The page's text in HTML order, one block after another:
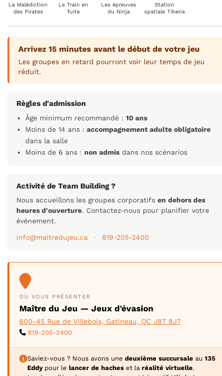
La Malédiction
des Pirates
Le Train en
fuite
Les épreuves
du Ninja
Station
spatiale Tiberia
Arrivez 15 minutes avant le début de votre jeu
Les groupes en retard pourront voir leur temps de jeu
réduit.
Règles d'admission
Âge minimum recommandé : 10 ans
Moins de 14 ans : accompagnement adulte obligatoire
dans la salle
Moins de 6 ans : non admis dans nos scénarios
Activité de Team Building ?
Nous accueillons les groupes corporatifs en dehors des
heures d'ouverture. Contactez-nous pour planifier votre
événement.
info@maitredujeu.ca · 819-205-2400
OÙ VOUS PRÉSENTER
Maître du Jeu — Jeux d'évasion
600-45 Rue de Villebois, Gatineau, QC J8T 8J7
819-205-2400
Saviez-vous ? Nous avons une deuxième succursale au 135
Eddypour le lancer de haches et la réalité virtuelle.